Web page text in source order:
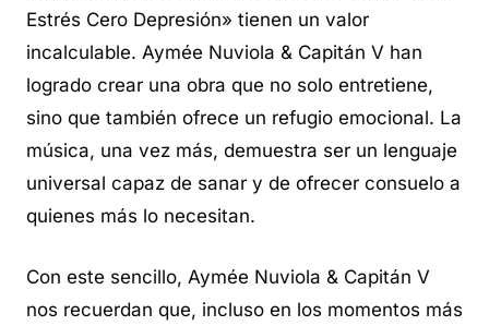
Estrés Cero Depresión» tienen un valor
incalculable. Aymée Nuviola & Capitán V han
logrado crear una obra que no solo entretiene,
sino que también ofrece un refugio emocional. La
música, una vez más, demuestra ser un lenguaje
universal capaz de sanar y de ofrecer consuelo a
quienes más lo necesitan.
Con este sencillo, Aymée Nuviola & Capitán V
nos recuerdan que, incluso en los momentos más